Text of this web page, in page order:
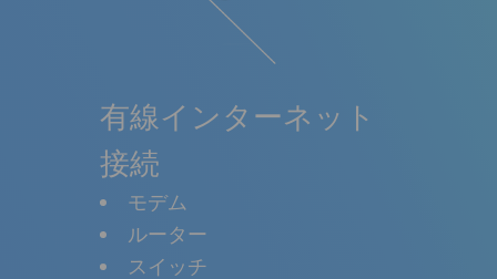
有線インターネット
接続
モデム
ルーター
スイッチ